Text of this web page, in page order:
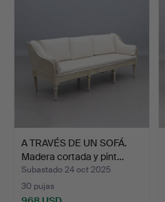
A TRAVÉS DE UN SOFÁ.
Madera cortada y pint…
Subastado 24 oct 2025
30 pujas